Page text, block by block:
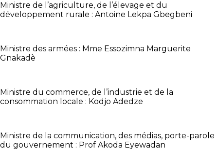
Ministre de l’agriculture, de l’élevage et du
développement rurale : Antoine Lekpa Gbegbeni
Ministre des armées : Mme Essozimna Marguerite
Gnakadè
Ministre du commerce, de l’industrie et de la
consommation locale : Kodjo Adedze
Ministre de la communication, des médias, porte-parole
du gouvernement : Prof Akoda Eyewadan